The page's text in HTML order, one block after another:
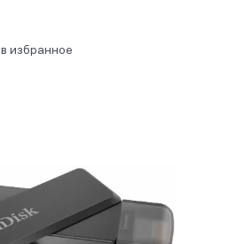
в избранное